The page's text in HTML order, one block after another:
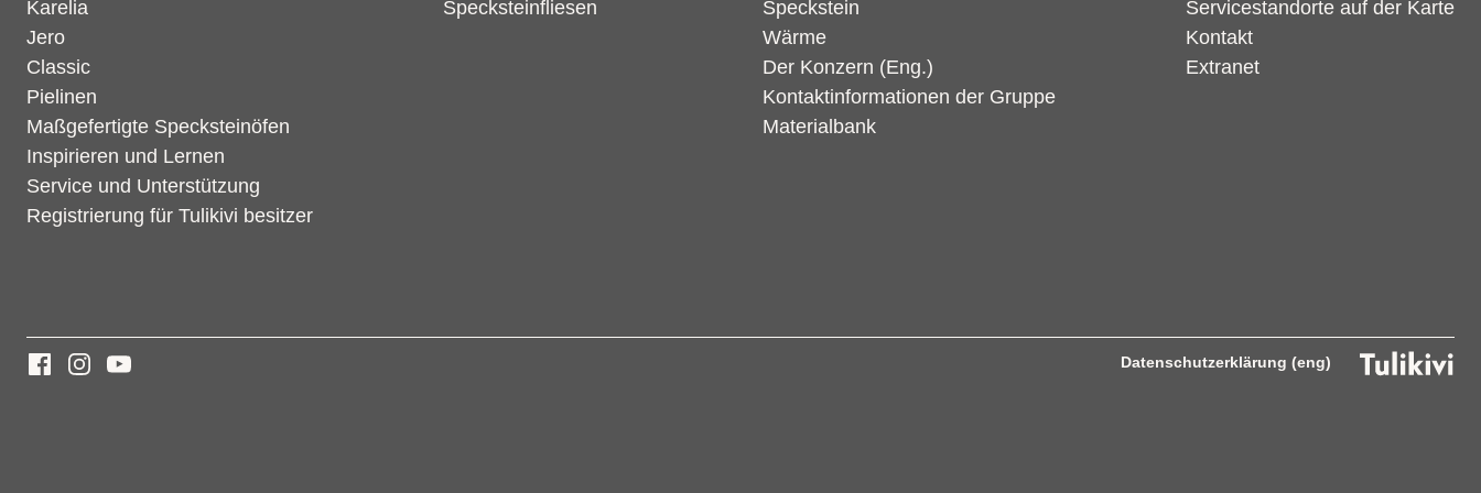
Karelia
Jero
Classic
Pielinen
Maßgefertigte Specksteinöfen
Inspirieren und Lernen
Service und Unterstützung
Registrierung für Tulikivi besitzer
Specksteinfliesen
Speckstein
Wärme
Der Konzern (Eng.)
Kontaktinformationen der Gruppe
Materialbank
Servicestandorte auf der Karte
Kontakt
Extranet
Datenschutzerklärung (eng)